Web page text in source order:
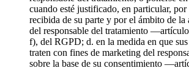
cuando esté justificado, en particular, por
recibida de su parte y por el ámbito de
del responsable del tratamiento
f), del RGPD; d. en la medida en que sus
traten con fines de marketing del
sobre la base de su consentimiento